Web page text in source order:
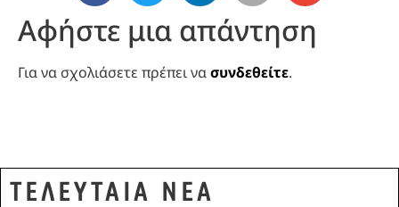
Αφήστε μια απάντηση
Για να σχολιάσετε πρέπει νασυνδεθείτε.
ΤΕΛΕΥΤΑΙΑ ΝΕΑ